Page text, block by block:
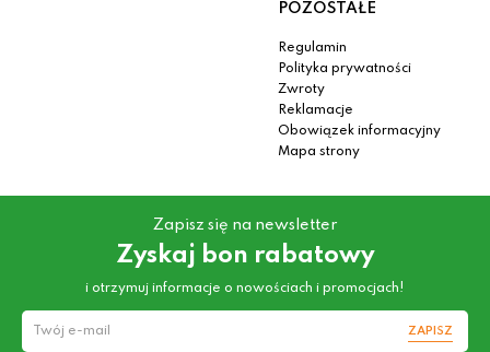
POZOSTAŁE
Regulamin
Polityka prywatności
Zwroty
Reklamacje
Obowiązek informacyjny
Mapa strony
Zapisz się na newsletter
Zyskaj bon rabatowy
i otrzymuj informacje o nowościach i promocjach!
ZAPISZ